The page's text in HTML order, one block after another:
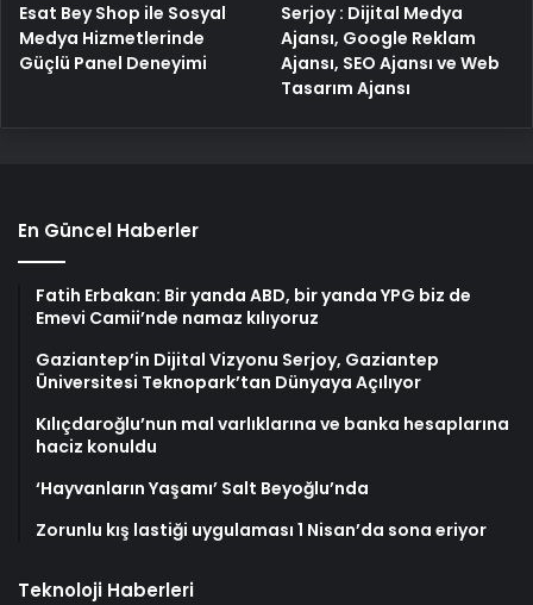
Esat Bey Shop ile Sosyal
Medya Hizmetlerinde
Güçlü Panel Deneyimi
Serjoy : Dijital Medya
Ajansı, Google Reklam
Ajansı, SEO Ajansı ve Web
Tasarım Ajansı
En Güncel Haberler
Fatih Erbakan: Bir yanda ABD, bir yanda YPG biz de
Emevi Camii’nde namaz kılıyoruz
Gaziantep’in Dijital Vizyonu Serjoy, Gaziantep
Üniversitesi Teknopark’tan Dünyaya Açılıyor
Kılıçdaroğlu’nun mal varlıklarına ve banka hesaplarına
haciz konuldu
‘Hayvanların Yaşamı’ Salt Beyoğlu’nda
Zorunlu kış lastiği uygulaması 1 Nisan’da sona eriyor
Teknoloji Haberleri